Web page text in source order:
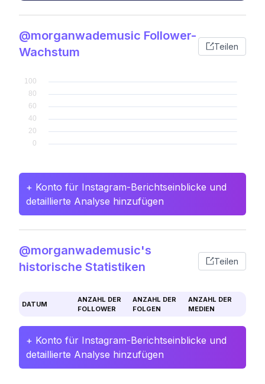
@morganwademusic Follower-
Wachstum
Teilen
+ Konto für Instagram-Berichtseinblicke und
detaillierte Analyse hinzufügen
@morganwademusic's
historische Statistiken
Teilen
DATUM
ANZAHL DER
FOLLOWER
ANZAHL DER
FOLGEN
ANZAHL DER
MEDIEN
+ Konto für Instagram-Berichtseinblicke und
detaillierte Analyse hinzufügen